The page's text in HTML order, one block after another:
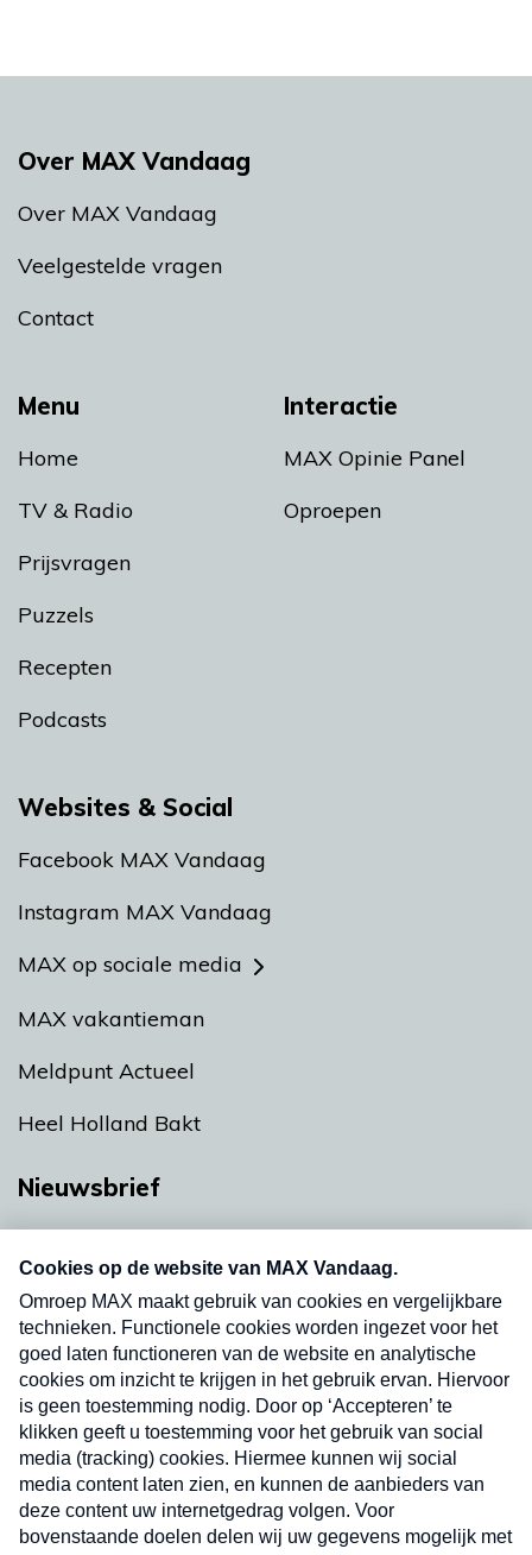
Menu
Home
TV & Radio
Prijsvragen
Puzzels
Recepten
Podcasts
Interactie
MAX Opinie Panel
Oproepen
Over MAX Vandaag
Over MAX Vandaag
Veelgestelde vragen
Contact
Websites & Social
Facebook MAX Vandaag
Instagram MAX Vandaag
MAX op sociale media
MAX vakantieman
Meldpunt Actueel
Heel Holland Bakt
Nieuwsbrief
nieuwsbrief. Elke vrijdag- en dinsdagochtend in
uw mailbox.
Verzend